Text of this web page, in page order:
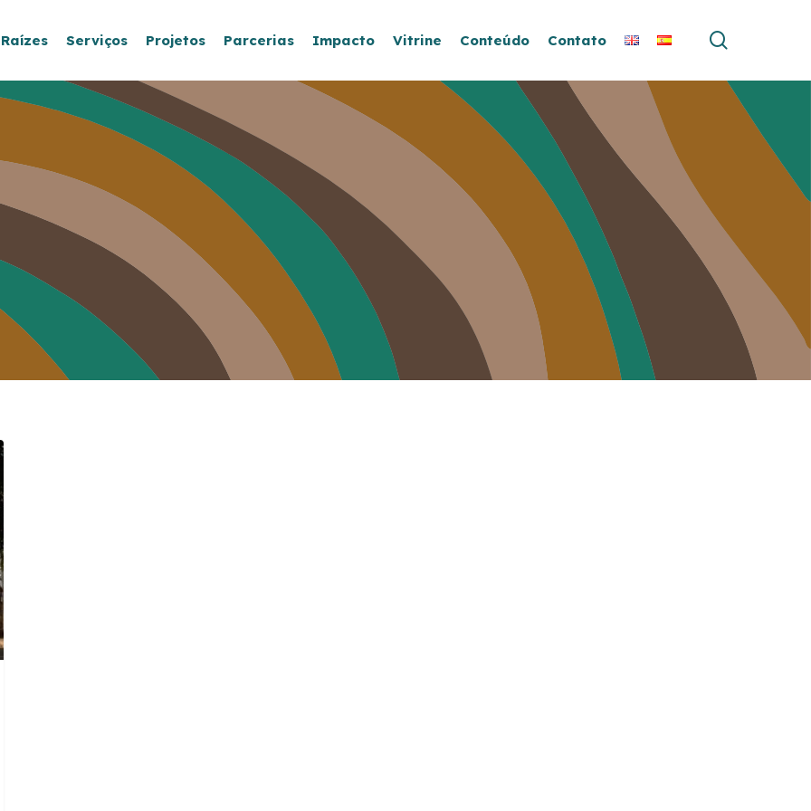
Serviços Projetos Parcerias Impacto Vitrine Conteúdo Contato